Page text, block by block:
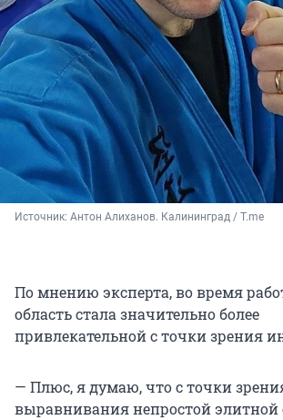
Источник: Антон Алиханов. Калининград / T.me
По мнению эксперта, во время
область стала значительно более
привлекательной с точки зрения
— Плюс, я думаю, что с точки
выравнивания непростой элитной